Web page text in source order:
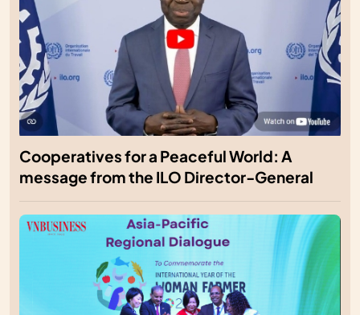
Cooperatives for a Peaceful World: A
message from the ILO Director-General